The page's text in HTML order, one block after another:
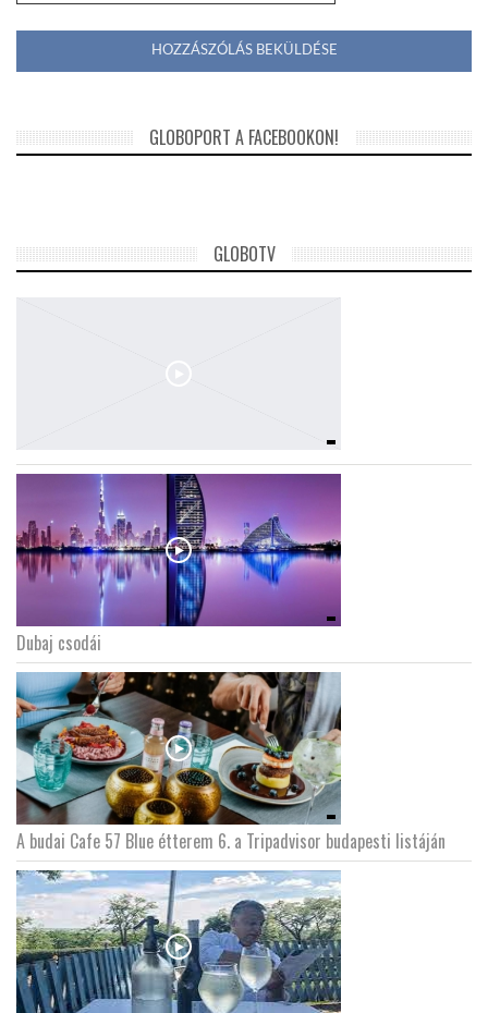
GLOBOPORT A FACEBOOKON!
GLOBOTV
Dubaj csodái
A budai Cafe 57 Blue étterem 6. a Tripadvisor budapesti listáján